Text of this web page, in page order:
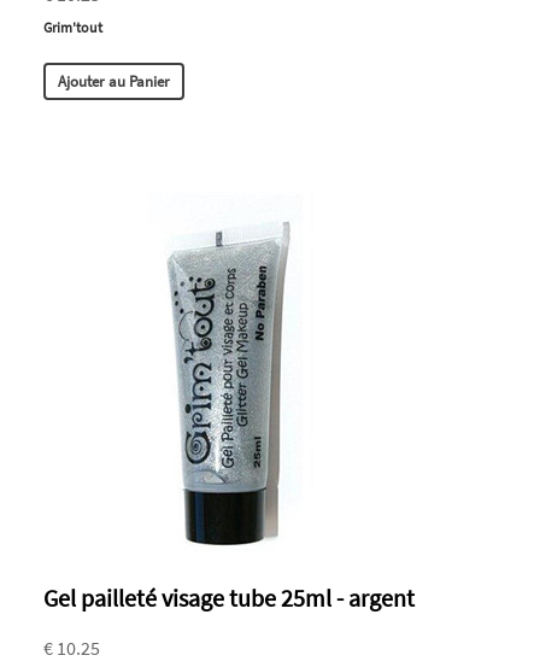
Grim'tout
Ajouter au Panier
Gel pailleté visage tube 25ml - argent
€ 10.25